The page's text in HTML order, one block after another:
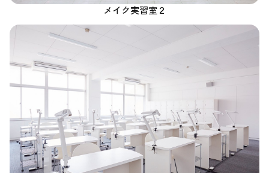
メイク実習室２